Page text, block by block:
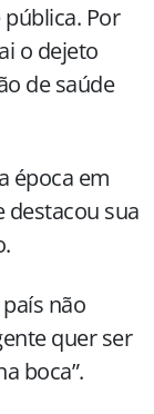
Por
o dejeto
de saúde
época em
destacou sua
não
quer ser
boca”.